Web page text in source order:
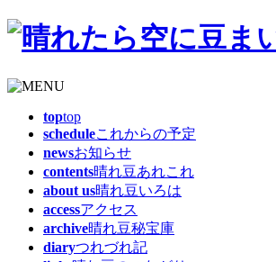
toptop
scheduleこれからの予定
newsお知らせ
contents晴れ豆あれこれ
about us晴れ豆いろは
accessアクセス
archive晴れ豆秘宝庫
diaryつれづれ記